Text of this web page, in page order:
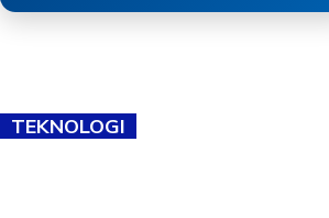
TEKNOLOGI